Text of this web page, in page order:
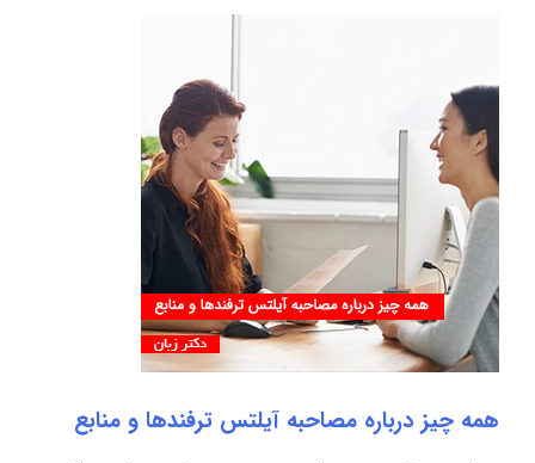
همه چیز درباره مصاحبه آیلتس ترفندها و منابع